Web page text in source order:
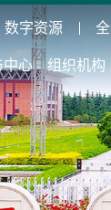
数字资源
中心 组织机构